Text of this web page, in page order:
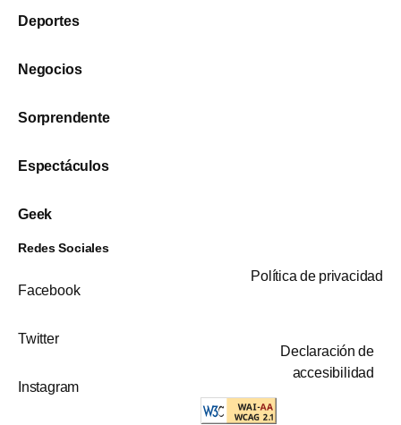
Deportes
Negocios
Sorprendente
Espectáculos
Geek
Redes Sociales
Facebook
Twitter
Instagram
Política de privacidad
Declaración de
accesibilidad